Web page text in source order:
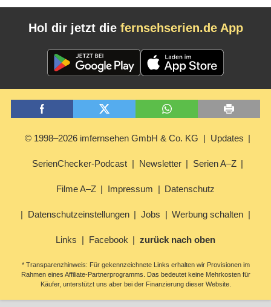
Hol dir jetzt die fernsehserien.de App
© 1998–2026 imfernsehen GmbH & Co. KG Updates
SerienChecker-Podcast Newsletter Serien A–Z
Filme A–Z Impressum Datenschutz
Datenschutzeinstellungen Jobs Werbung schalten
Links Facebook zurück nach oben
* Transparenzhinweis: Für gekennzeichnete Links erhalten wir Provisionen im
Rahmen eines Affiliate-Partnerprogramms. Das bedeutet keine Mehrkosten für
Käufer, unterstützt uns aber bei der Finanzierung dieser Website.